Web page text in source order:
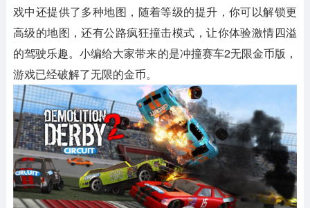
戏中还提供了多种地图，随着等级的提升，你可以解锁更
高级的地图，还有公路疯狂撞击模式，让你体验激情四溢
的驾驶乐趣。小编给大家带来的是冲撞赛车2无限金币版，
游戏已经破解了无限的金币。